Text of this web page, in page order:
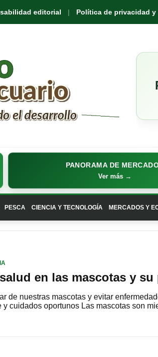
editorial Política de privacidad
PANORAMA DE
Ver más →
PESCA CIENCIA Y TECNOLOGÍA MERCADOS Y
en las mascotas y
de nuestras mascotas y evitar
cuidados oportunos Las mascotas son